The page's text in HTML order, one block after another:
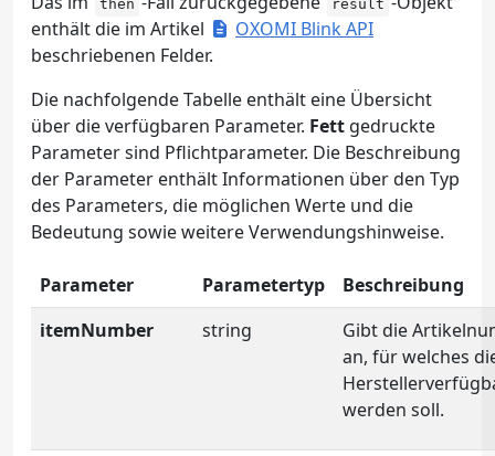
then result
enthält die im Artikel
OXOMI Blink API
beschriebenen Felder.
Die nachfolgende Tabelle enthält eine Übersicht
über die verfügbaren Parameter. Fett gedruckte
Parameter sind Pflichtparameter. Die Beschreibung
der Parameter enthält Informationen über den Typ
des Parameters, die möglichen Werte und die
Bedeutung sowie weitere Verwendungshinweise.
Parameter Parametertyp
Beschreibung
itemNumber
string
Gibt die
an, für welches
werden soll.